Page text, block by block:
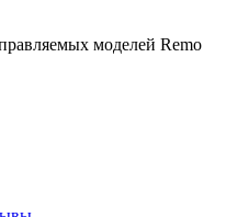
моделей Remo